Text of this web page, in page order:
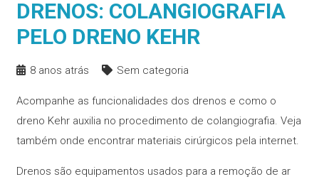
DRENOS: COLANGIOGRAFIA
PELO DRENO KEHR
8 anos atrás Sem categoria
Acompanhe as funcionalidades dos drenos e como o
dreno Kehr auxilia no procedimento de colangiografia. Veja
também onde encontrar materiais cirúrgicos pela internet.
Drenos são equipamentos usados para a remoção de ar